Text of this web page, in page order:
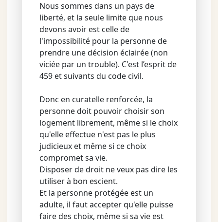
Nous sommes dans un pays de
liberté, et la seule limite que nous
devons avoir est celle de
l'impossibilité pour la personne de
prendre une décision éclairée (non
viciée par un trouble). C'est l’esprit de
459 et suivants du code civil.
Donc en curatelle renforcée, la
personne doit pouvoir choisir son
logement librement, même si le choix
qu'elle effectue n'est pas le plus
judicieux et même si ce choix
compromet sa vie.
Disposer de droit ne veux pas dire les
utiliser à bon escient.
Et la personne protégée est un
adulte, il faut accepter qu'elle puisse
faire des choix, même si sa vie est